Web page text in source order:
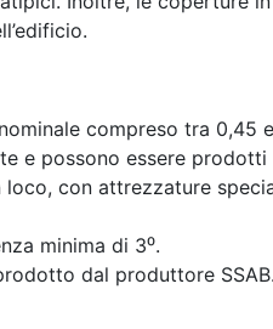
compreso tra
e possono essere
con attrezzature
minima di 3⁰.
dal produttore